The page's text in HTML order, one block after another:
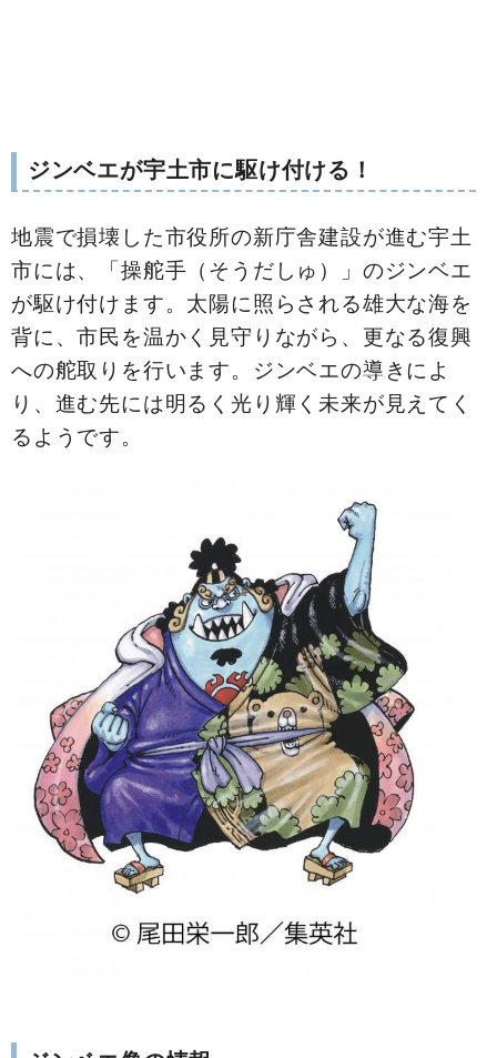
ジンベエが宇土市に駆け付ける！
地震で損壊した市役所の新庁舎建設が進む宇土
市には、「操舵手（そうだしゅ）」のジンベエ
が駆け付けます。太陽に照らされる雄大な海を
背に、市民を温かく見守りながら、更なる復興
への舵取りを行います。ジンベエの導きによ
り、進む先には明るく光り輝く未来が見えてく
るようです。